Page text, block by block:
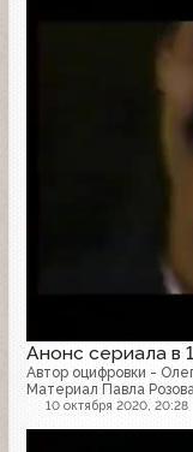
Анонс сериала в
Автор оцифровки -
Материал Павла
10 октября 2020, 20:28